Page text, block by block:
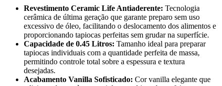
Revestimento Ceramic Life Antiaderente: Tecnologia
cerâmica de última geração que garante preparo sem uso
excessivo de óleo, facilitando o deslocamento dos alimentos e
proporcionando tapiocas perfeitas sem grudar na superfície.
Capacidade de 0.45 Litros: Tamanho ideal para preparar
tapiocas individuais com a quantidade perfeita de massa,
permitindo controle total sobre a espessura e textura
desejadas.
Acabamento Vanilla Sofisticado: Cor vanilla elegante que